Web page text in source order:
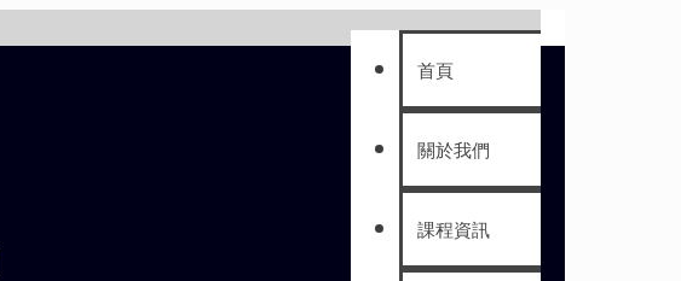
首頁
關於我們
課程資訊